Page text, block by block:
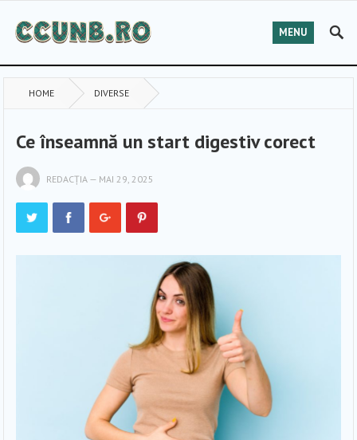
MENU
HOME DIVERSE
Ce înseamnă un start digestiv corect
REDACȚIA — MAI 29, 2025